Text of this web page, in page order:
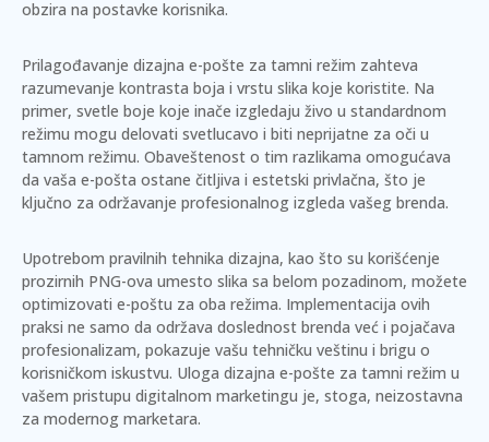
obzira na postavke korisnika.
Prilagođavanje dizajna e-pošte za tamni režim zahteva
razumevanje kontrasta boja i vrstu slika koje koristite. Na
primer, svetle boje koje inače izgledaju živo u standardnom
režimu mogu delovati svetlucavo i biti neprijatne za oči u
tamnom režimu. Obaveštenost o tim razlikama omogućava
da vaša e-pošta ostane čitljiva i estetski privlačna, što je
ključno za održavanje profesionalnog izgleda vašeg brenda.
Upotrebom pravilnih tehnika dizajna, kao što su korišćenje
prozirnih PNG-ova umesto slika sa belom pozadinom, možete
optimizovati e-poštu za oba režima. Implementacija ovih
praksi ne samo da održava doslednost brenda već i pojačava
profesionalizam, pokazuje vašu tehničku veštinu i brigu o
korisničkom iskustvu. Uloga dizajna e-pošte za tamni režim u
vašem pristupu digitalnom marketingu je, stoga, neizostavna
za modernog marketara.